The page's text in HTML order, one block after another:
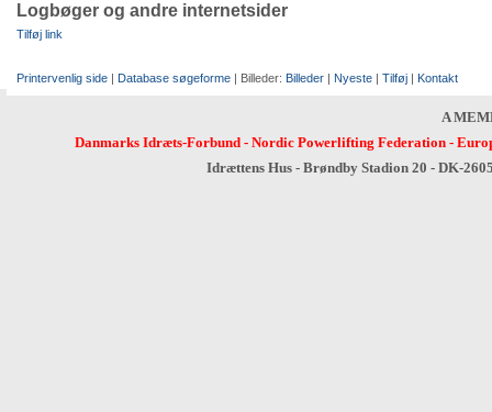
Logbøger og andre internetsider
Tilføj link
Printervenlig side | Database søgeforme | Billeder: Billeder | Nyeste | Tilføj | Kontakt
A
Danmarks Idræts-Forbund- Nordic Powerlifting Federation-
Idrættens Hus - Brøndby Stadion 20 - DK-